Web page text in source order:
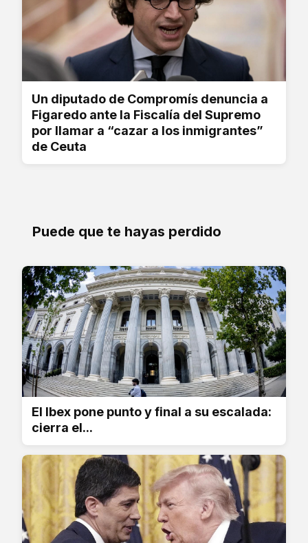
Un diputado de Compromís denuncia a
Figaredo ante la Fiscalía del Supremo
por llamar a “cazar a los inmigrantes”
de Ceuta
Puede que te hayas perdido
El Ibex pone punto y final a su escalada:
cierra el...